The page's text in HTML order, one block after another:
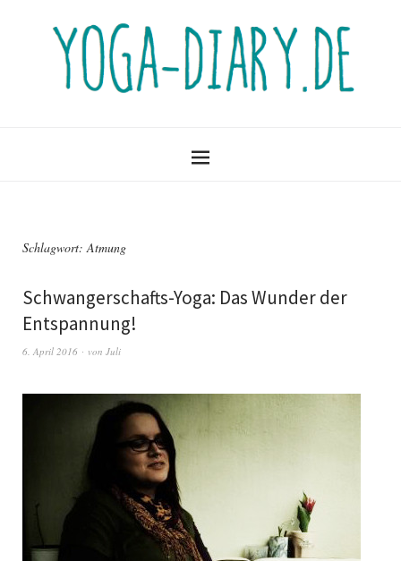
Schlagwort:Atmung
Schwangerschafts-Yoga: Das Wunder der
Entspannung!
6. April 2016 von Juli